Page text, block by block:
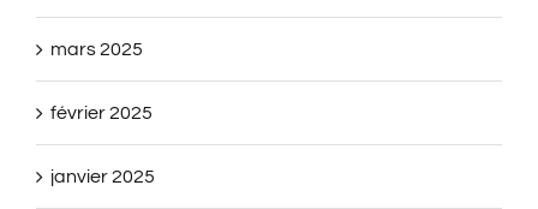
mars 2025
février 2025
janvier 2025